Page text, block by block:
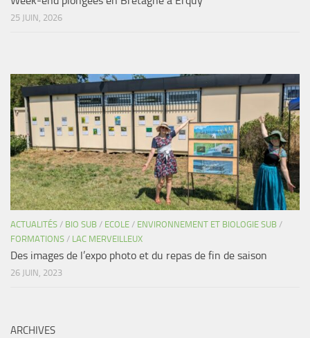
25 JUIN, 2026
ACTUALITÉS / BIO SUB / ECOLE / ENVIRONNEMENT ET BIOLOGIE SUB /
FORMATIONS / LAC MERVEILLEUX
Des images de l’expo photo et du repas de fin de saison
26 JUIN, 2023
ARCHIVES